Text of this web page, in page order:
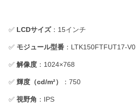
✅ LCDサイズ：15インチ
✅ モジュール型番 ：LTK150FTFUT17-V0
✅解像度 ：1024×768
✅輝度（cd/m²） ：750
✅視野角 ：IPS